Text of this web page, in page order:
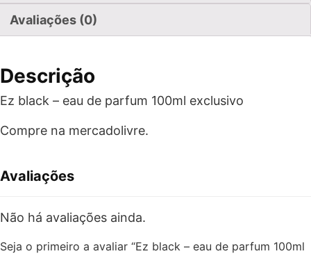
Avaliações (0)
Descrição
Ez black – eau de parfum 100ml exclusivo
Compre na mercadolivre.
Avaliações
Não há avaliações ainda.
Seja o primeiro a avaliar “Ez black – eau de parfum 100ml